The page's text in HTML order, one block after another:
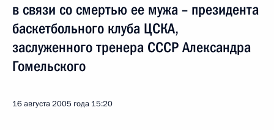
в связи со смертью ее мужа – президента
баскетбольного клуба ЦСКА,
заслуженного тренера СССР Александра
Гомельского
16 августа 2005 года 15:20